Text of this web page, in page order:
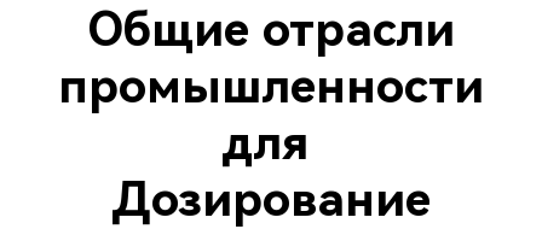
Общие отрасли
промышленности
для
Дозирование